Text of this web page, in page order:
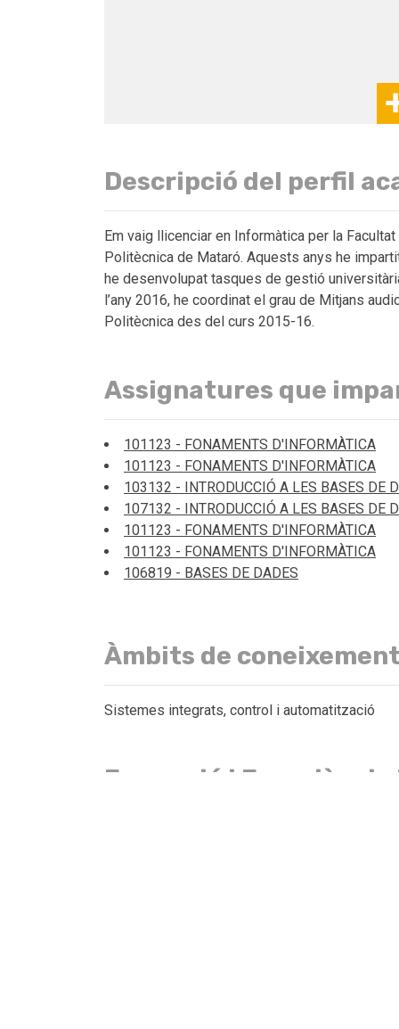
Descripció del perfil
Em vaig llicenciar en Informàtica per la
Politècnica de Mataró. Aquests anys he
he desenvolupat tasques de gestió
l’any 2016, he coordinat el grau de Mitjans
Politècnica des del curs 2015-16.
Assignatures que
101123 - FONAMENTS D'INFORMÀTICA
101123 - FONAMENTS D'INFORMÀTICA
103132 - INTRODUCCIÓ A LES BASES DE
107132 - INTRODUCCIÓ A LES BASES DE
101123 - FONAMENTS D'INFORMÀTICA
101123 - FONAMENTS D'INFORMÀTICA
106819 - BASES DE DADES
Àmbits de coneixement
Sistemes integrats, control i automatització
Formació i